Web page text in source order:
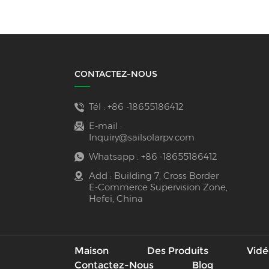
CONTACTEZ-NOUS
Tél : +86 -18655186412
E-mail :
Inquiry@sailsolarpv.com
Whatsapp : +86 -18655186412
Add : Building 7, Cross Border
E-Commerce Supervision Zone,
Hefei, China
Maison Des Produits
Contactez-Nous
Blog